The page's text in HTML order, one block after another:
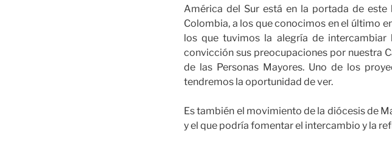
América del Sur está en la portada de
Colombia, a los que conocimos en el último
los que tuvimos la alegría de
convicción sus preocupaciones por nuestra
de las Personas Mayores. Uno de los
tendremos la oportunidad de ver.
Es también el movimiento de la diócesis de
y el que podría fomentar el intercambio y la